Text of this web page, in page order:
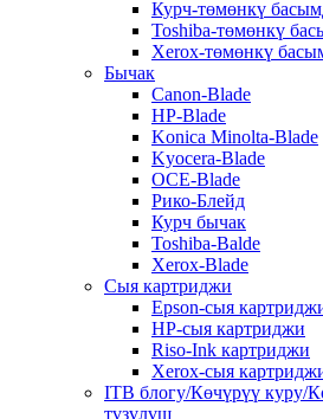
Курч-төмөнкү
Toshiba-төмөнкү
Xerox-төмөнкү
Бычак
Canon-Blade
HP-Blade
Konica Minolta-Blade
Kyocera-Blade
OCE-Blade
Рико-Блейд
Курч бычак
Toshiba-Balde
Xerox-Blade
Сыя картриджи
Epson-сыя
HP-сыя картриджи
Riso-Ink картриджи
Xerox-сыя
ITB блогу/Көчүрүү куру/
түзүлүш